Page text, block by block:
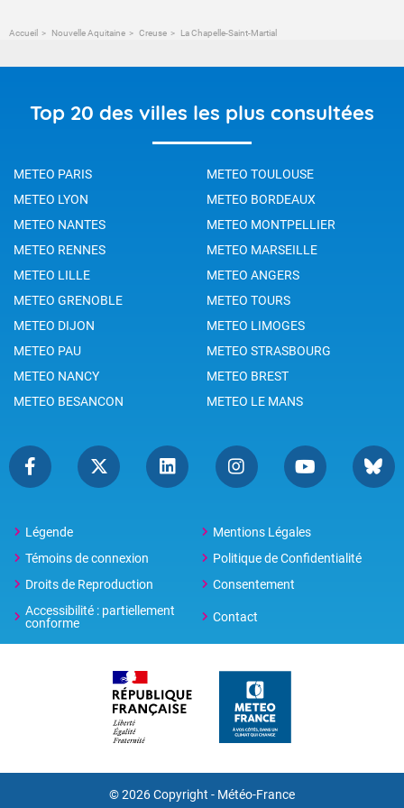
Accueil Nouvelle Aquitaine Creuse La Chapelle-Saint-Martial
Top 20 des villes les plus consultées
METEO PARIS
METEO TOULOUSE
METEO LYON
METEO BORDEAUX
METEO NANTES
METEO MONTPELLIER
METEO RENNES
METEO MARSEILLE
METEO LILLE
METEO ANGERS
METEO GRENOBLE
METEO TOURS
METEO DIJON
METEO LIMOGES
METEO PAU
METEO STRASBOURG
METEO NANCY
METEO BREST
METEO BESANCON
METEO LE MANS
Légende
Mentions Légales
Témoins de connexion
Politique de Confidentialité
Droits de Reproduction
Consentement
Accessibilité : partiellement
conforme
Contact
© 2026 Copyright - Météo-France